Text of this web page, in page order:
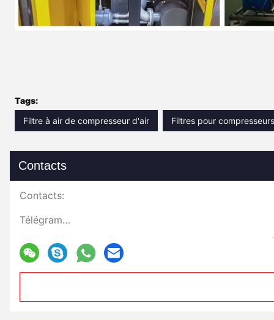
Tags:
Filtre à air de compresseur d'air
Filtres pour
Contacts
Contacts:
Télégramme: